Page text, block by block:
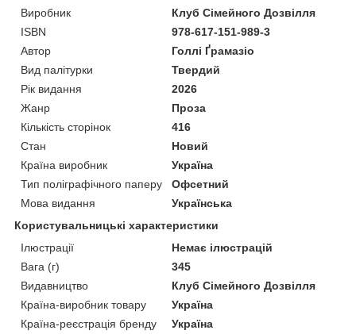
Виробник
Клуб Сімейного Дозвілля
ISBN
978-617-151-989-3
Автор
Голлі Ґрамазіо
Вид палітурки
Твердий
Рік видання
2026
Жанр
Проза
Кількість сторінок
416
Стан
Новий
Країна виробник
Україна
Тип поліграфічного паперу
Офсетний
Мова видання
Українська
Користувальницькі характеристики
Ілюстрації
Немає ілюстрацій
Вага (г)
345
Видавництво
Клуб Сімейного Дозвілля
Країна-виробник товару
Україна
Країна-реєстрація бренду
Україна